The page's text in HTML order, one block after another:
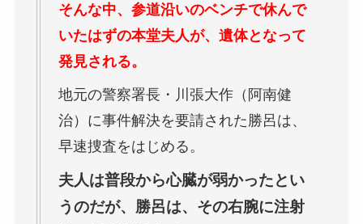
そんな中、参道沿いのベンチで休んで
いたはずの本堂夫人が、遺体となって
発見される。
地元の警察署長・川張大作（阿南健
治）に事件解決を要請された勝呂は、
早速捜査をはじめる。
夫人は普段から心臓が弱かったとい
うのだが、勝呂は、その右腕に注射